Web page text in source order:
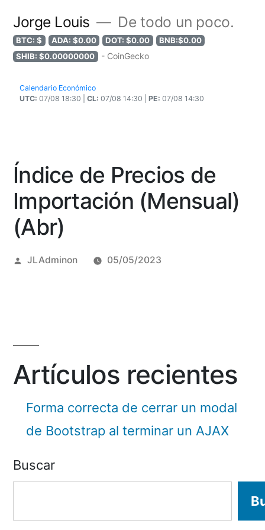
Jorge Louis De todo un poco.
BTC: $ ADA: $0.00 DOT: $0.00
BNB:$0.00
SHIB: $0.00000000
- CoinGecko
Calendario Económico
UTC: 07/08 18:30 | CL: 07/08 14:30 | PE: 07/08 14:30
Índice de Precios de
Importación (Mensual)
(Abr)
Posted
JLAdminon 05/05/2023
Artículos recientes
Forma correcta de cerrar un modal
de Bootstrap al terminar un AJAX
Buscar